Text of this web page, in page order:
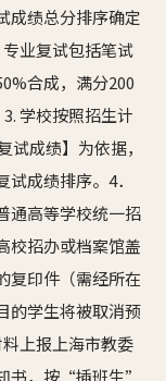
成绩总分排序确定
业复试包括笔试
合成，满分200
学校按照招生计
成绩】为依据，
成绩排序。4．
通高等学校统一招
校招办或档案馆盖
复印件（需经所在
的学生将被取消预
上报上海市教委
书，按“插班生”